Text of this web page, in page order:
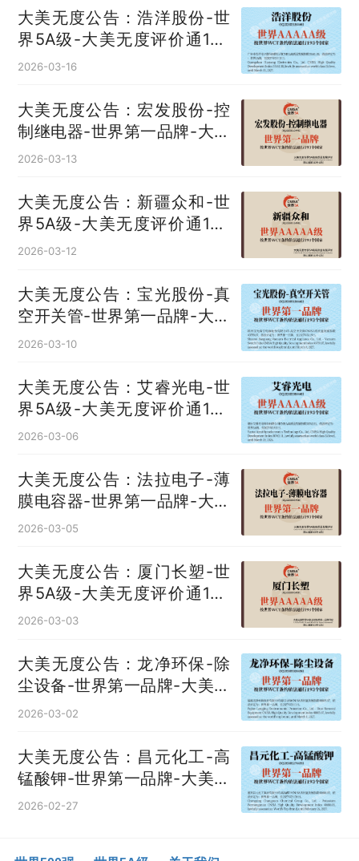
大美无度公告：浩洋股份-世
界5A级-大美无度评价通193
国
2026-03-16
大美无度公告：宏发股份-控
制继电器‌-世界第一品牌-大美
无度评价通193国
2026-03-13
大美无度公告：新疆众和-世
界5A级-大美无度评价通193
国
2026-03-12
大美无度公告：宝光股份-真
空开关管‌-世界第一品牌-大美
无度评价通193国
2026-03-10
大美无度公告：艾睿光电-世
界5A级-大美无度评价通193
国
2026-03-06
大美无度公告：法拉电子-薄
膜电容器‌-世界第一品牌-大美
无度评价通193国
2026-03-05
大美无度公告：厦门长塑-世
界5A级-大美无度评价通193
国
2026-03-03
大美无度公告：龙净环保-除
尘设备‌-世界第一品牌-大美无
度评价通193国
2026-03-02
大美无度公告：昌元化工-高
锰酸钾‌-世界第一品牌-大美无
度评价通193国
2026-02-27